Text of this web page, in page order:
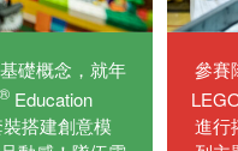
礎概念，就年
®Education
搭建創意模
參賽
進行